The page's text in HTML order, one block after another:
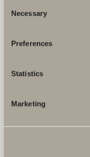
Selection
Necessary
Preferences
Statistics
Marketing
Svedbergs i Dalstorp AB